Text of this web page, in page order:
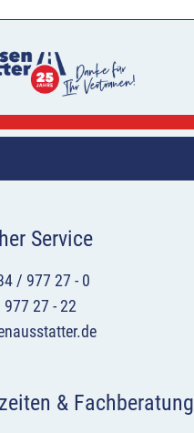
Service
/ 977 27 - 0
27 - 22
& Fachberatung